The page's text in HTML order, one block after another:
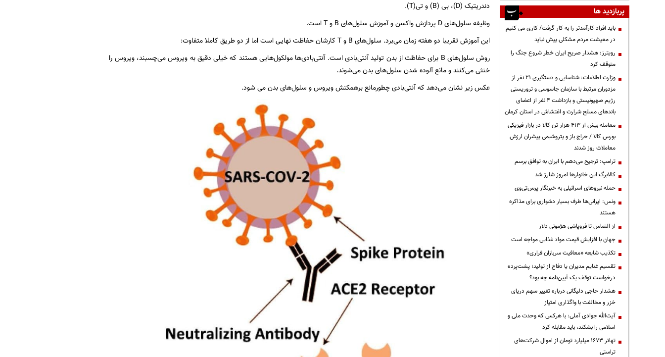
دندریتیک (D)، بی (B) و تی(T).
وظیفه سلول‌های D پردازش واکسن و آموزش سلول‌های B و T است.
این آموزش تقریبا دو هفته زمان می‌برد. سلول‌های B و T کارشان حفاظت نهایی است اما از دو طریق کاملا متفاوت:
روش سلول‌های B برای حفاظت از بدن تولید آنتی‌بادی است. آنتی‌بادی‌ها مولکول‌هایی هستند که خیلی دقیق به ویروس می‌چسبند، ویروس را
خنثی می‌کنند و مانع آلوده شدن سلول‌های بدن می‌شوند.
عکس زیر نشان می‌دهد که آنتی‌بادی چطورمانع برهمکنش ویروس و سلول‌های بدن می شود.
پربازدید ها
باید افراد کارآمدتر را به کار گرفت/ کاری می کنیم
در معیشت مردم مشکلی پیش نیاید
رویترز: هشدار صریح ایران خطر شروع جنگ را
متوقف کرد
وزارت اطلاعات: شناسایی و دستگیری ۲۱ نفر از
مزدوران مرتبط با سازمان جاسوسی و تروریستی
رژیم صهیونیستی و بازداشت ۴ نفر از اعضای
باندهای مسلح شرارت و اغتشاش در استان کرمان
معامله بیش از ۴۱۳ هزار تن کالا در بازار فیزیکی
بورس کالا / حراج باز و پتروشیمی پیشران ارزش
معاملات روز شدند
ترامپ: ترجیح می‌دهم با ایران به توافق برسم
کالابرگ این خانوارها امروز شارژ شد
حمله نیروهای اسرائیلی به خبرنگار پرس‌تی‌وی
ونس: ایرانی‌ها طرف بسیار دشواری برای مذاکره
هستند
از التماس تا فروپاشی هژمونی دلار
جهان با افزایش قیمت مواد غذایی مواجه است
تکذیب شایعه «معافیت سربازان فراری»
تقسیم غنایم مدیران یا دفاع از تولید؛ پشت‌پرده
درخواست توقف یک آیین‌نامه چه بود؟
هشدار حاجی دلیگانی درباره تغییر سهم دریای
خزر و مخالفت با واگذاری امتیاز
آیت‌الله جوادی آملی: با هرکس که وحدت ملی و
اسلامی را بشکند، باید مقابله کرد
تهاتر ۱۶۷۳ میلیارد تومان از اموال شرکت‌های
تراستی